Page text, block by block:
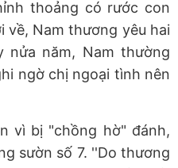
thoảng có rước con
về, Nam thương yêu hai
nửa năm, Nam thường
ngờ chị ngoại tình nên
vì bị "chồng hờ" đánh,
sườn số 7. ''Do thương